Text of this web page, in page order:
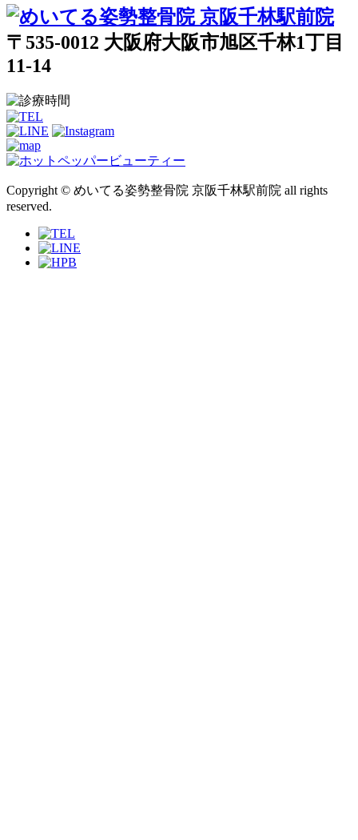
〒535-0012 大阪府大阪市旭区千林1丁目
11-14
Copyright © めいてる姿勢整骨院 京阪千林駅前院 all rights
reserved.